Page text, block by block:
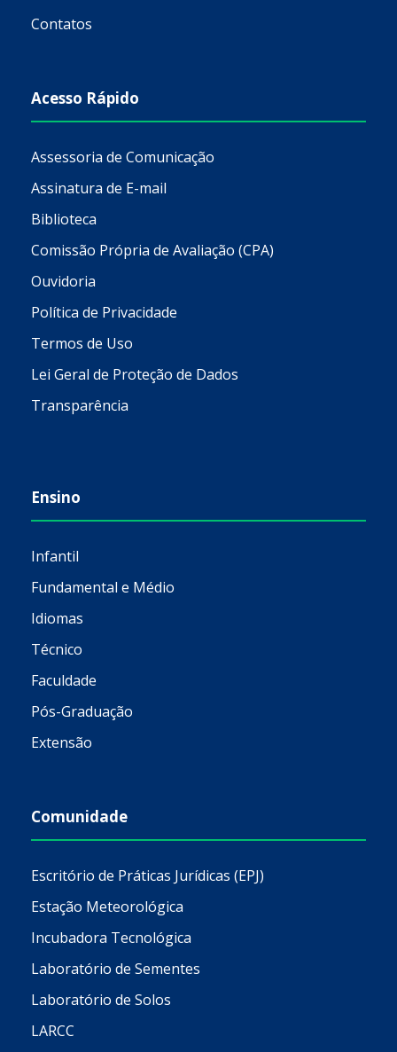
Contatos
Acesso Rápido
Assessoria de Comunicação
Assinatura de E-mail
Biblioteca
Comissão Própria de Avaliação (CPA)
Ouvidoria
Política de Privacidade
Termos de Uso
Lei Geral de Proteção de Dados
Transparência
Ensino
Infantil
Fundamental e Médio
Idiomas
Técnico
Faculdade
Pós-Graduação
Extensão
Comunidade
Escritório de Práticas Jurídicas (EPJ)
Estação Meteorológica
Incubadora Tecnológica
Laboratório de Sementes
Laboratório de Solos
LARCC